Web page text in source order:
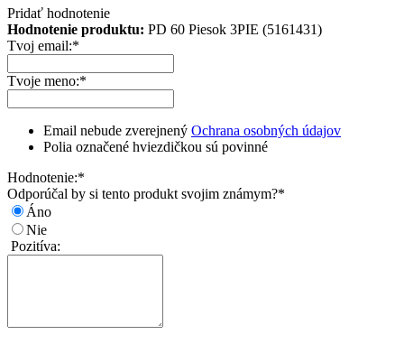
Pridať hodnotenie
Hodnotenie produktu: PD 60 Piesok 3PIE (5161431)
Tvoj email:*
Tvoje meno:*
Email nebude zverejnený Ochrana osobných údajov
Polia označené hviezdičkou sú povinné
Hodnotenie:*
Odporúčal by si tento produkt svojim známym?*
Áno
Nie
Pozitíva: